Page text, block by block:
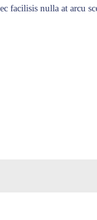
facilisis nulla at arcu